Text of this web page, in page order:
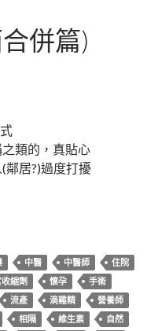
併篇)
類的，真貼心
鄰居?)過度打擾
併篇)
中醫 中醫師
住院
縮劑 懷孕
手術
流產 滴雞精
營養師
相隔 維生素
自然